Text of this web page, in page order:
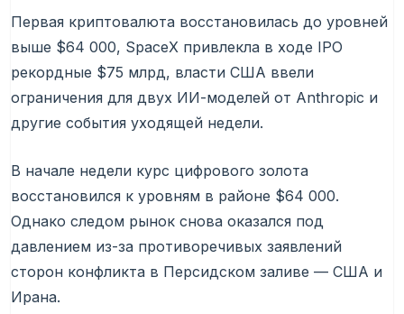
Первая криптовалюта восстановилась до уровней
выше $64 000, SpaceX привлекла в ходе IPO
рекордные $75 млрд, власти США ввели
ограничения для двух ИИ-моделей от Anthropic и
другие события уходящей недели.
В начале недели курс цифрового золота
восстановился к уровням в районе $64 000.
Однако следом рынок снова оказался под
давлением из-за противоречивых заявлений
сторон конфликта в Персидском заливе — США и
Ирана.